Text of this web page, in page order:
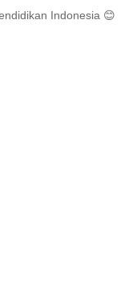
Indonesia 😊